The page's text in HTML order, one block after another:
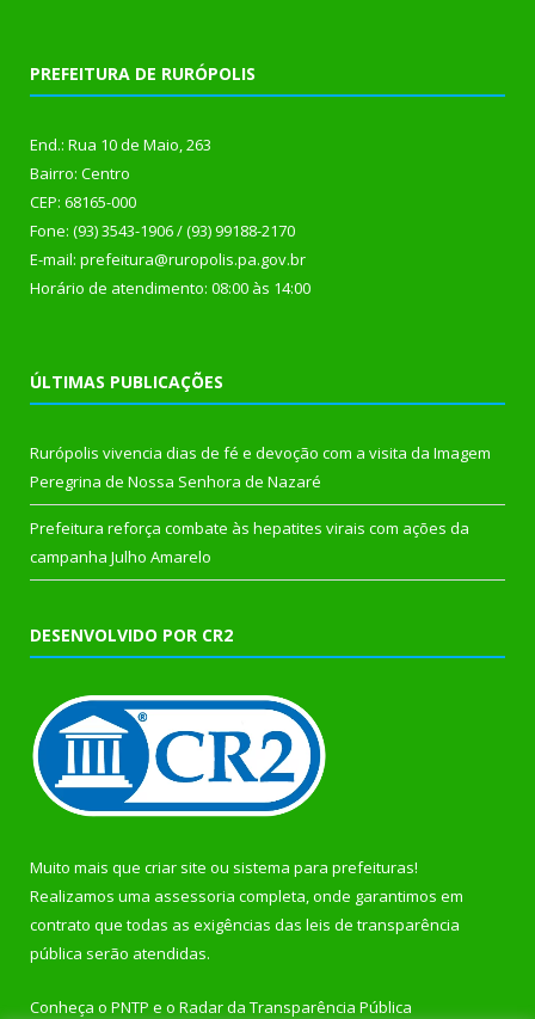
PREFEITURA DE RURÓPOLIS
End.: Rua 10 de Maio, 263
Bairro: Centro
CEP: 68165-000
Fone: (93) 3543-1906 / (93) 99188-2170
E-mail: prefeitura@ruropolis.pa.gov.br
Horário de atendimento: 08:00 às 14:00
ÚLTIMAS PUBLICAÇÕES
Rurópolis vivencia dias de fé e devoção com a visita da Imagem
Peregrina de Nossa Senhora de Nazaré
Prefeitura reforça combate às hepatites virais com ações da
campanha Julho Amarelo
DESENVOLVIDO POR CR2
Muito mais que criar site ou sistema para prefeituras!
Realizamos uma assessoria completa, onde garantimos em
contrato que todas as exigências das leis de transparência
pública serão atendidas.
Conheça o PNTP e o Radar da Transparência Pública